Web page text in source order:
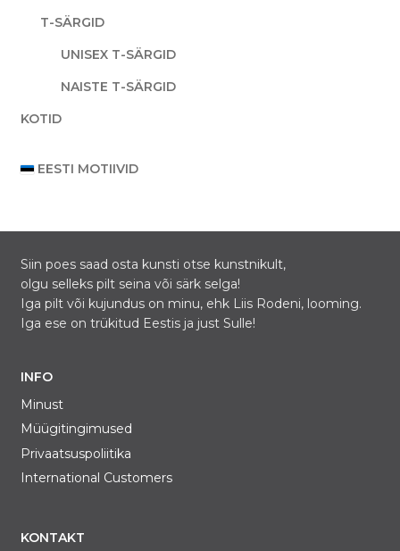
T-SÄRGID
UNISEX T-SÄRGID
NAISTE T-SÄRGID
KOTID
EESTI MOTIIVID
Siin poes saad osta kunsti otse kunstnikult,
olgu selleks pilt seina või särk selga!
Iga pilt või kujundus on minu, ehk Liis Rodeni, looming.
Iga ese on trükitud Eestis ja just Sulle!
INFO
Minust
Müügitingimused
Privaatsuspoliitika
International Customers
KONTAKT